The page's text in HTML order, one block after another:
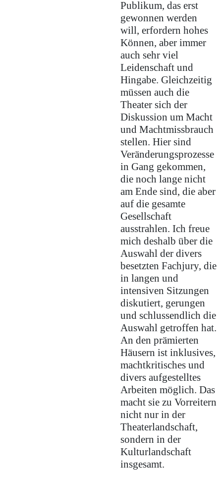
Publikum, das erst
gewonnen werden
will, erfordern hohes
Können, aber immer
auch sehr viel
Leidenschaft und
Hingabe. Gleichzeitig
müssen auch die
Theater sich der
Diskussion um Macht
und Machtmissbrauch
stellen. Hier sind
Veränderungsprozesse
in Gang gekommen,
die noch lange nicht
am Ende sind, die aber
auf die gesamte
Gesellschaft
ausstrahlen. Ich freue
mich deshalb über die
Auswahl der divers
besetzten Fachjury, die
in langen und
intensiven Sitzungen
diskutiert, gerungen
und schlussendlich die
Auswahl getroffen hat.
An den prämierten
Häusern ist inklusives,
machtkritisches und
divers aufgestelltes
Arbeiten möglich. Das
macht sie zu Vorreitern
nicht nur in der
Theaterlandschaft,
sondern in der
Kulturlandschaft
insgesamt.